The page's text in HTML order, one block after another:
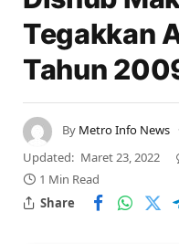
Tegakkan
Tahun
By Metro Info News
Updated: Maret 23, 2022
1 Min Read
Share